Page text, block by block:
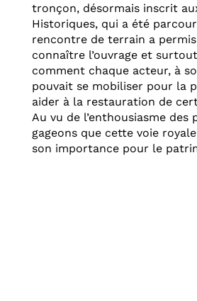
tronçon, désormais inscrit
Historiques, qui a été
rencontre de terrain a
connaître l’ouvrage et
comment chaque acteur, à
pouvait se mobiliser pour la
aider à la restauration de
Au vu de l’enthousiasme des
gageons que cette voie
son importance pour le